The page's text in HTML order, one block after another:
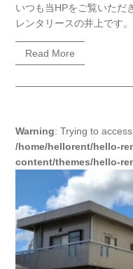
いつも当HPをご覧いた
レンタリースの井上です
Read More
Warning: Trying to
/home/hellorent/hello-
content/themes/hello-